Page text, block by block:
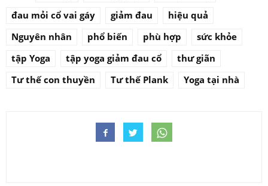
đau mỏi cổ vai gáy
giảm đau
hiệu quả
Nguyên nhân
phổ biến phù hợp
sức khỏe
tập Yoga
tập yoga giảm đau cổ
thư giãn
Tư thế con thuyền
Tư thế Plank Yoga tại nhà